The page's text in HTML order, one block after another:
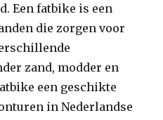
Een fatbike is een
die zorgen voor
zand, modder en
een geschikte
in Nederlandse